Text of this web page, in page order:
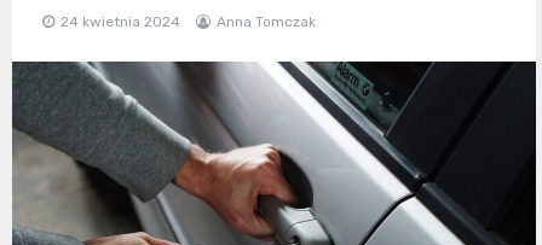
24 kwietnia 2024 Anna Tomczak